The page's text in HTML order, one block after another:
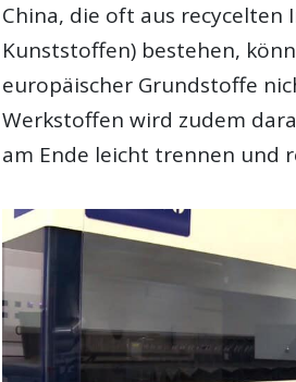
China, die oft aus recycelten
Kunststoffen) bestehen,
europäischer Grundstoffe
Werkstoffen wird zudem
am Ende leicht trennen und